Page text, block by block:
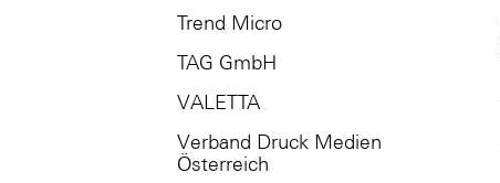
Trend Micro
TAG GmbH
VALETTA
Verband Druck Medien
Österreich